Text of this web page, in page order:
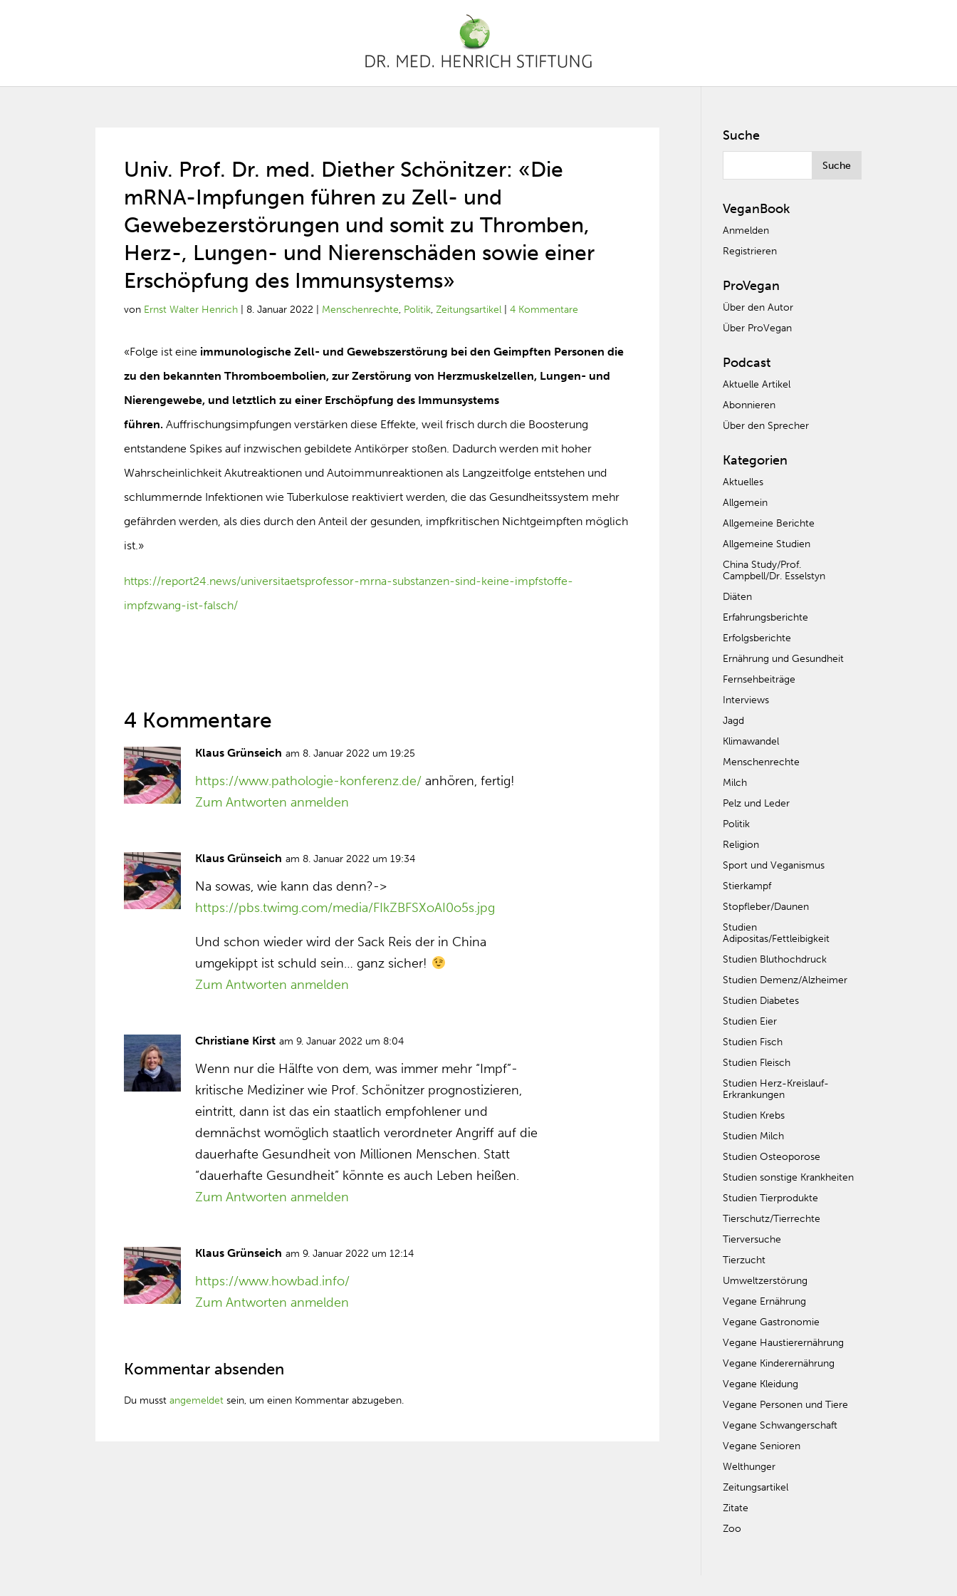
Univ. Prof. Dr. med. Diether Schönitzer: «Die
mRNA-Impfungen führen zu Zell- und
Gewebezerstörungen und somit zu Thromben,
Herz-, Lungen- und Nierenschäden sowie einer
Erschöpfung des Immunsystems»
von Ernst Walter Henrich 8. Januar 2022 Menschenrechte, Politik,Zeitungsartikel |4 Kommentare
«Folge ist eine immunologische Zell- und Gewebszerstörung bei den Geimpften Personen die
zu den bekannten Thromboembolien, zur Zerstörung von Herzmuskelzellen, Lungen- und
Nierengewebe, und letztlich zu einer Erschöpfung des Immunsystems
führen. Auffrischungsimpfungen verstärken diese Effekte, weil frisch durch die Boosterung
entstandene Spikes auf inzwischen gebildete Antikörper stoßen. Dadurch werden mit hoher
Wahrscheinlichkeit Akutreaktionen und Autoimmunreaktionen als Langzeitfolge entstehen und
schlummernde Infektionen wie Tuberkulose reaktiviert werden, die das Gesundheitssystem mehr
gefährden werden, als dies durch den Anteil der gesunden, impfkritischen Nichtgeimpften möglich
ist.»
https://report24.news/universitaetsprofessor-mrna-substanzen-sind-keine-impfstoffe-
impfzwang-ist-falsch/
4 Kommentare
Klaus Grünseich am 8. Januar 2022 um 19:25
https://www.pathologie-konferenz.de/ anhören, fertig!
Zum Antworten anmelden
Klaus Grünseich am 8. Januar 2022 um 19:34
Na sowas, wie kann das denn?->
https://pbs.twimg.com/media/FIkZBFSXoAI0o5s.jpg
Und schon wieder wird der Sack Reis der in China
umgekippt ist schuld sein… ganz sicher!
Zum Antworten anmelden
Christiane Kirst am 9. Januar 2022 um 8:04
Wenn nur die Hälfte von dem, was immer mehr “Impf”-
kritische Mediziner wie Prof. Schönitzer prognostizieren,
eintritt, dann ist das ein staatlich empfohlener und
demnächst womöglich staatlich verordneter Angriff auf die
dauerhafte Gesundheit von Millionen Menschen. Statt
“dauerhafte Gesundheit” könnte es auch Leben heißen.
Zum Antworten anmelden
Klaus Grünseich am 9. Januar 2022 um 12:14
https://www.howbad.info/
Zum Antworten anmelden
Kommentar absenden
Du musstangemeldet sein, um einen Kommentar abzugeben.
Suche
VeganBook
Anmelden
Registrieren
ProVegan
Über den Autor
Über ProVegan
Podcast
Aktuelle Artikel
Abonnieren
Über den Sprecher
Kategorien
Aktuelles
Allgemein
Allgemeine Berichte
Allgemeine Studien
China Study/Prof.
Campbell/Dr. Esselstyn
Diäten
Erfahrungsberichte
Erfolgsberichte
Ernährung und Gesundheit
Fernsehbeiträge
Interviews
Jagd
Klimawandel
Menschenrechte
Milch
Pelz und Leder
Politik
Religion
Sport und Veganismus
Stierkampf
Stopfleber/Daunen
Studien
Adipositas/Fettleibigkeit
Studien Bluthochdruck
Studien Demenz/Alzheimer
Studien Diabetes
Studien Eier
Studien Fisch
Studien Fleisch
Studien Herz-Kreislauf-
Erkrankungen
Studien Krebs
Studien Milch
Studien Osteoporose
Studien sonstige Krankheiten
Studien Tierprodukte
Tierschutz/Tierrechte
Tierversuche
Tierzucht
Umweltzerstörung
Vegane Ernährung
Vegane Gastronomie
Vegane Haustierernährung
Vegane Kinderernährung
Vegane Kleidung
Vegane Personen und Tiere
Vegane Schwangerschaft
Vegane Senioren
Welthunger
Zeitungsartikel
Zitate
Zoo